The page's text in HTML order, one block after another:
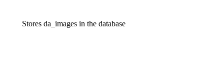
Stores da_images in the database